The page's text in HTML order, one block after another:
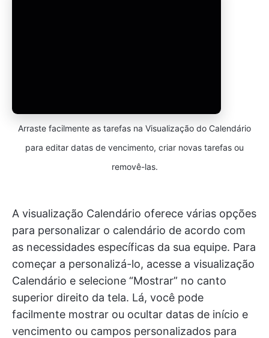
Arraste facilmente as tarefas na Visualização do Calendário
para editar datas de vencimento, criar novas tarefas ou
removê-las.
A visualização Calendário oferece várias opções
para personalizar o calendário de acordo com
as necessidades específicas da sua equipe. Para
começar a personalizá-lo, acesse a visualização
Calendário e selecione “Mostrar” no canto
superior direito da tela. Lá, você pode
facilmente mostrar ou ocultar datas de início e
vencimento ou campos personalizados para